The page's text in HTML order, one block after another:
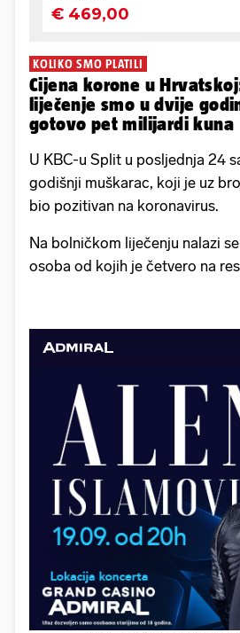
KOLIKO SMO PLATILI
Cijena korone u
liječenje smo u dvije
gotovo pet milijardi kuna
U KBC-u Split u posljednja 24
godišnji muškarac, koji je uz
bio pozitivan na koronavirus.
Na bolničkom liječenju nalazi
osoba od kojih je četvero na